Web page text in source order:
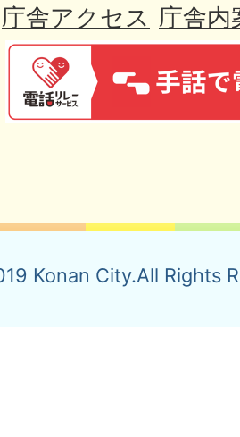
庁舎アクセス 庁舎内
Konan City.All Rights